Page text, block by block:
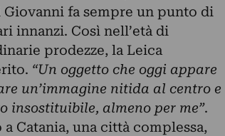
fa sempre un punto di
innanzi. Così nell’età di
prodezze, la Leica
“Un oggetto che oggi appare
un’immagine nitida al centro e
insostituibile, almeno per me”.
Catania, una città complessa,